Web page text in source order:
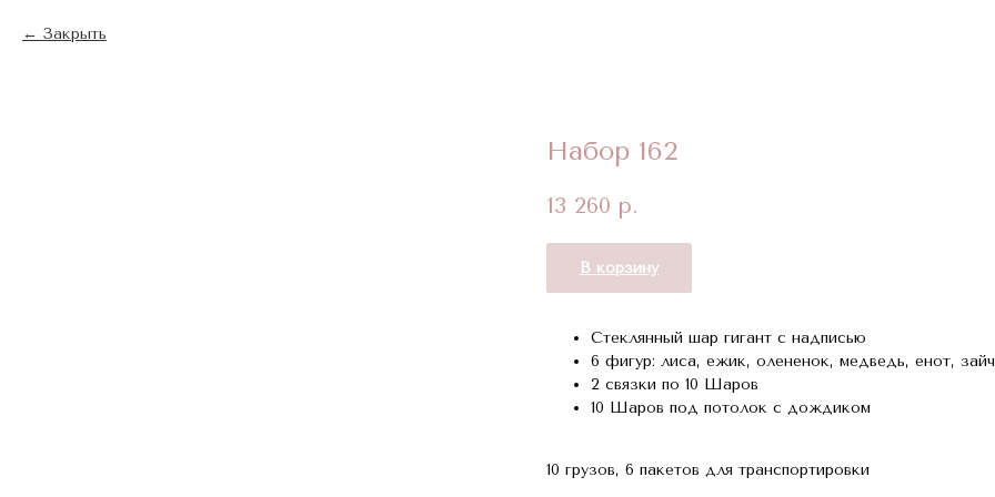
Закрыть
Набор 162
13 260 р.
В корзину
Стеклянный шар гигант с надписью
6 фигур: лиса, ежик, олененок, медведь, енот,
2 связки по 10 Шаров
10 Шаров под потолок с дождиком
10 грузов, 6 пакетов для транспортировки